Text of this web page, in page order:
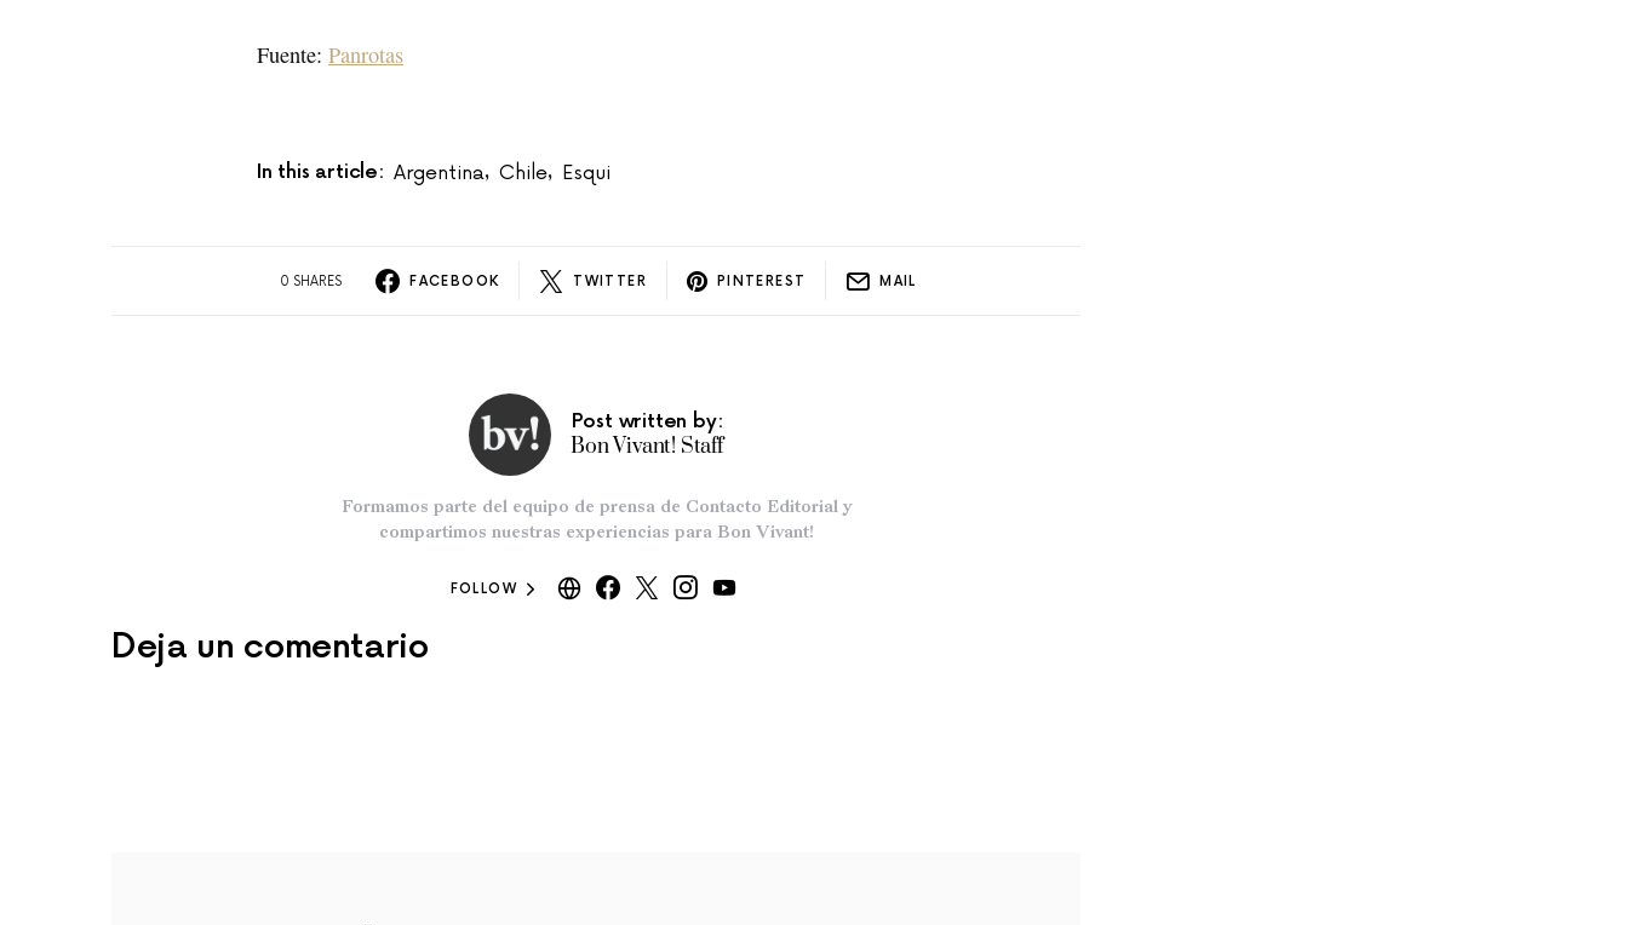
Fuente: Panrotas
In this article: Argentina, Chile, Esqui
0 SHARES FACEBOOK TWITTER PINTEREST MAIL
Post written by:
Bon Vivant! Staff
Formamos parte del equipo de prensa de Contacto Editorial y
compartimos nuestras experiencias para Bon Vivant!
FOLLOW
Deja un comentario